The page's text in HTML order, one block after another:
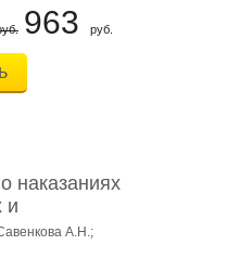
963 руб.
наказаниях
и
...
А.Н.;
авт. кол. Чучаев